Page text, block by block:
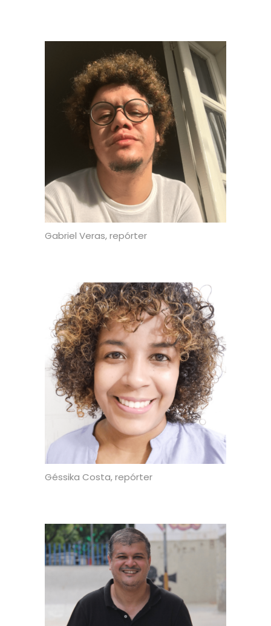
Gabriel Veras, repórter
Géssika Costa, repórter